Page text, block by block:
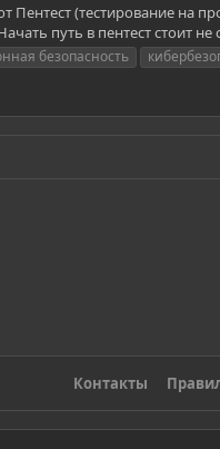
(тестирование на
путь в пентест стоит
безопасность
Контакты